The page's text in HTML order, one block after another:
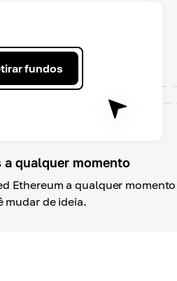
fundos
a qualquer momento
Ethereum a qualquer momento
mudar de ideia.